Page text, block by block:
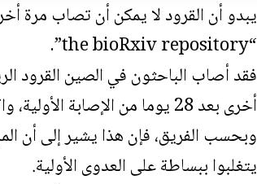
يبدو أن القرود لا يمكن أن تصاب مرة
“the bioRxiv repository”.
فقد أصاب الباحثون في الصين القرود
أخرى بعد 28 يوما من الإصابة الأولية، واكتشفوا أن القرود طورت حماية ضد العدوى ولم تستسلم للمرة الثانية.
وبحسب الفريق، فإن هذا يشير إلى أن
يتغلبوا ببساطة على العدوى الأولية.